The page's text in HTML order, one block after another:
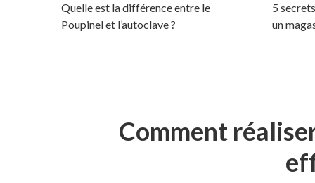
Quelle est la différence entre le
Poupinel et l’autoclave ?
5
un
Comment